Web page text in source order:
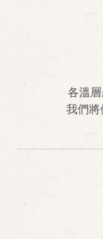
各溫
我們